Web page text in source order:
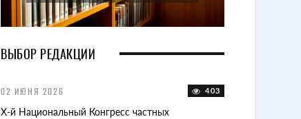
ВЫБОР РЕДАКЦИИ
02 ИЮНЯ 2026 403
X-й Национальный Конгресс частных